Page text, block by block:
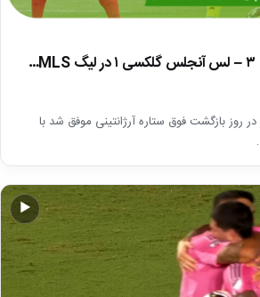
در روز بازگشت فوق ستاره آرژانتینی موفق شد با
▶